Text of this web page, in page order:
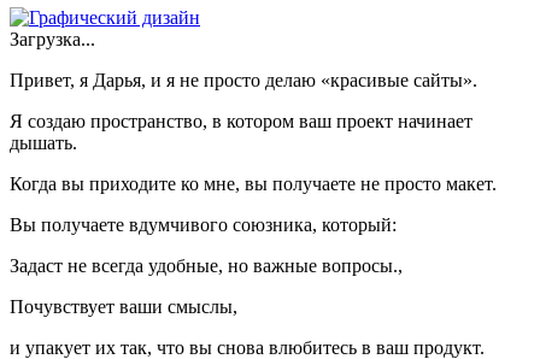
Загрузка...
Привет, я Дарья, и я не просто делаю «красивые сайты».
Я создаю пространство, в котором ваш проект начинает
дышать.
Когда вы приходите ко мне, вы получаете не просто макет.
Вы получаете вдумчивого союзника, который:
Задаст не всегда удобные, но важные вопросы.,
Почувствует ваши смыслы,
и упакует их так, что вы снова влюбитесь в ваш продукт.